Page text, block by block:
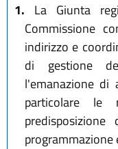
1. La Giunta
Commissione
indirizzo e
di gestione
l'emanazione di
particolare
programmazione